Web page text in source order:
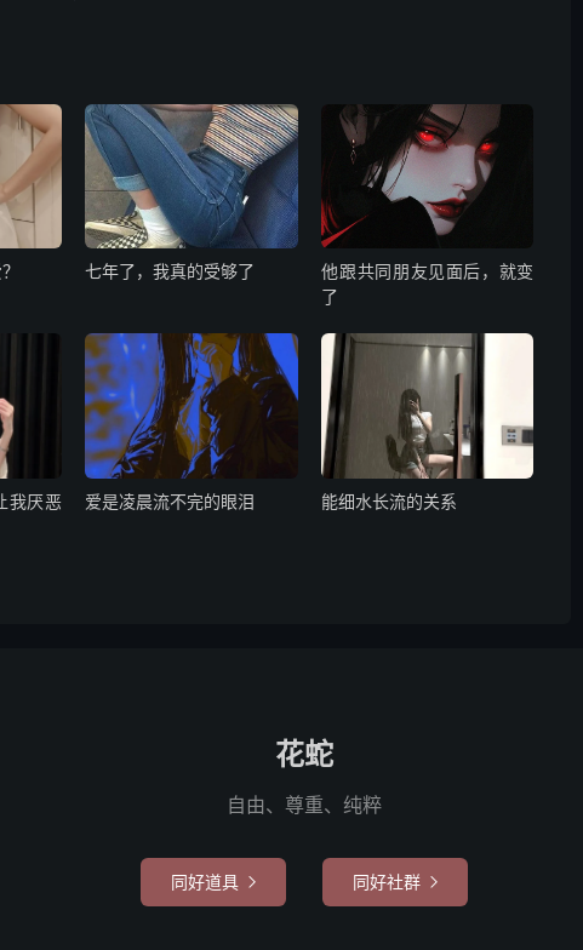
七年了，我真的受够了
他跟共同朋友见面后，就变
了
我厌恶
爱是凌晨流不完的眼泪 能细水长流的关系
花蛇
自由、尊重、纯粹
同好道具  同好社群 